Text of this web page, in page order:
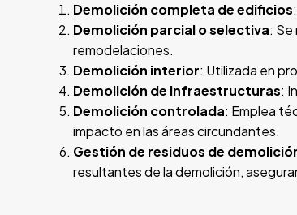
Demolición completa de edificios
Demolición parcial o selectiva:
remodelaciones.
Demolición interior: Utilizada en
Demolición de infraestructuras:
Demolición controlada: Emplea
impacto en las áreas circundantes.
Gestión de residuos de
resultantes de la demolición,